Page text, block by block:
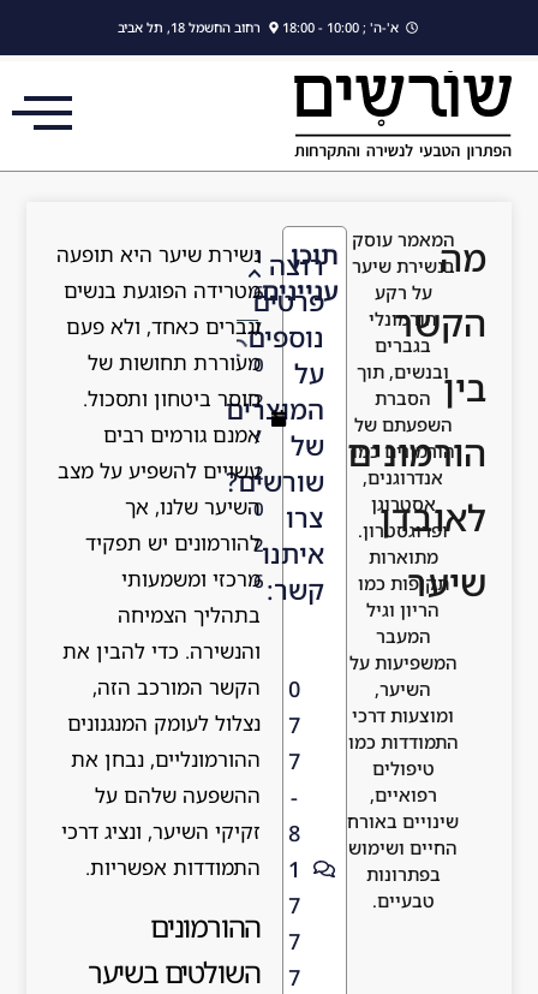
א'-ה' ; 10:00 - 18:00 רחוב החשמל 18, תל אביב
מה
הקשר
בין
הורמונים
לאובדן
שיער
המאמר עוסק
בנשירת שיער
על רקע
הורמונלי
בגברים
ובנשים, תוך
הסברת
השפעתם של
הורמונים כמו
אנדרוגנים,
אסטרוגן
ופרוגסטרון.
מתוארות
תקופות כמו
הריון וגיל
המעבר
המשפיעות על
השיער,
ומוצעות דרכי
התמודדות כמו
טיפולים
רפואיים,
שינויים באורח
החיים ושימוש
בפתרונות
טבעיים.
רוצה
פרטים
נוספים
על
המוצרים
של
שורשים?
צרו
איתנו
קשר:
0
7
7
-
8
1
7
7
7
1
6
/
0
2
/
2
0
2
6
תוכן
עניינים
נשירת שיער היא תופעה
מטרידה הפוגעת בנשים
וגברים כאחד, ולא פעם
מעוררת תחושות של
חוסר ביטחון ותסכול.
אמנם גורמים רבים
עשויים להשפיע על מצב
השיער שלנו, אך
להורמונים יש תפקיד
מרכזי ומשמעותי
בתהליך הצמיחה
והנשירה. כדי להבין את
הקשר המורכב הזה,
נצלול לעומק המנגנונים
ההורמונליים, נבחן את
ההשפעה שלהם על
זקיקי השיער, ונציג דרכי
התמודדות אפשריות.
ההורמונים
השולטים בשיער